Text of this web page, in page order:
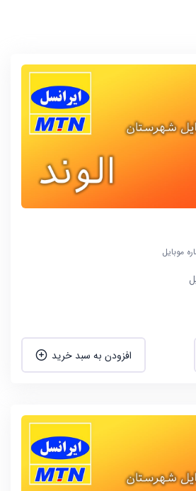
افزودن به سبد خرید